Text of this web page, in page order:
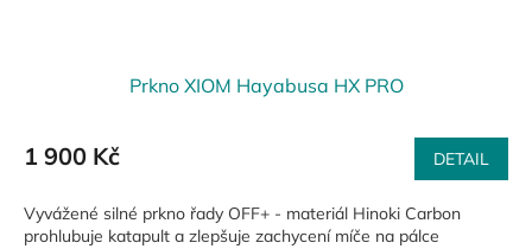
Prkno XIOM Hayabusa HX PRO
1 900 Kč DETAIL
Vyvážené silné prkno řady OFF+ - materiál Hinoki Carbon
prohlubuje katapult a zlepšuje zachycení míče na pálce